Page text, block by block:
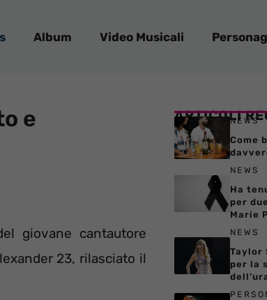
Album Video Musicali
e
giovane cantautore
23, rilasciato il
ARTICOLINEWS
Come
NEWS
Ha
per
Marie
NEWS
Taylor
per la